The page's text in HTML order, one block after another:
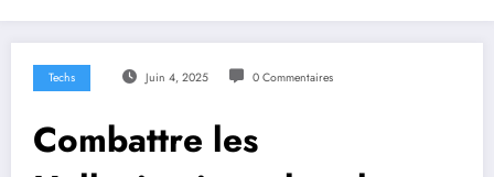
Techs Juin 4, 2025 0 Commentaires
Combattre les